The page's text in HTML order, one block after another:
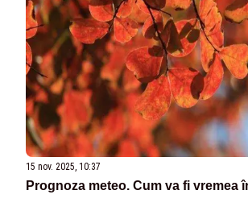
15 nov. 2025, 10:37
Prognoza meteo. Cum va fi vremea